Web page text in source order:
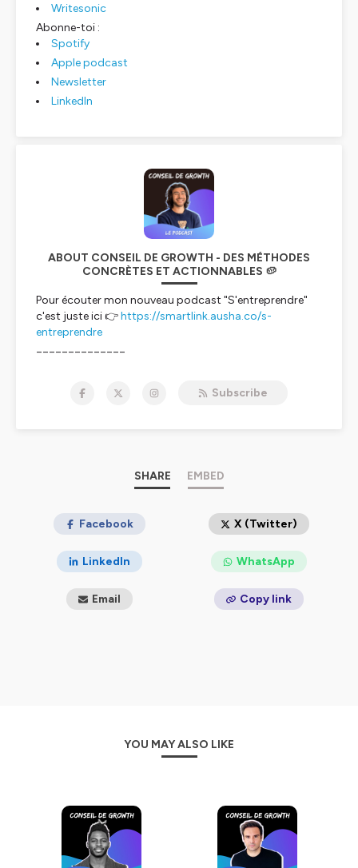
Writesonic
Abonne-toi :
Spotify
Apple podcast
Newsletter
LinkedIn
ABOUT CONSEIL DE GROWTH - DES MÉTHODES
CONCRÈTES ET ACTIONNABLES 🥔
Pour écouter mon nouveau podcast "S'entreprendre"
c'est juste ici 👉https://smartlink.ausha.co/s-
entreprendre
apporte un maximum de valeur pour implémenter le
Inviter les experts du Growth pour vous partager leurs
méthodes concrètes et actionnables.
🤓 Le concept ?
1 invité(e) qui l'a surmontée
Détails des étapes/process concrets
Hébergé par Ausha. Visitez
ausha.co/politique-de-
confidentialitepour plus d'informations.
Subscribe
SHARE EMBED
Facebook X (Twitter)
LinkedIn WhatsApp
Email Copy link
YOU MAY ALSO LIKE